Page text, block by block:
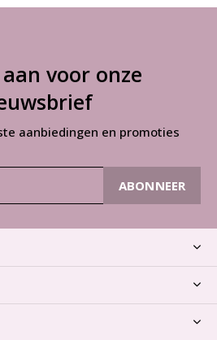
voor onze
aanbiedingen en promoties
ABONNEER